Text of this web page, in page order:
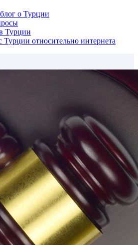
о Турции
Турции
Турции относительно интернета